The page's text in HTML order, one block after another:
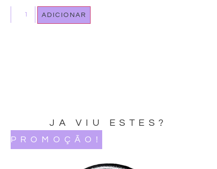
ADICIONAR
JA VIU ESTES?
PROMOÇÃO!